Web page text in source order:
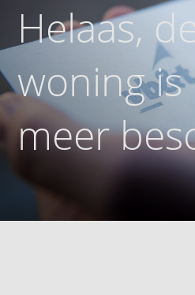
Helaas,
woning is
meer